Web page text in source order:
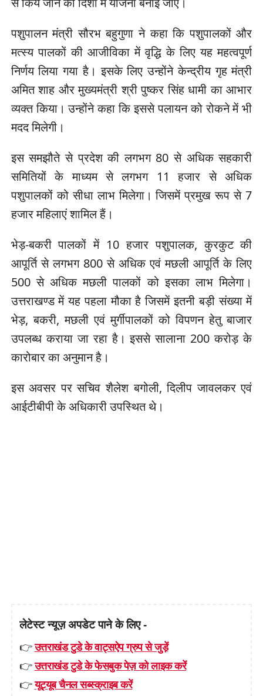
पशुपालन मंत्री सौरभ बहुगुणा ने कहा कि पशुपालकों और
मत्स्य पालकों की आजीविका में वृद्धि के लिए यह महत्वपूर्ण
निर्णय लिया गया है। इसके लिए उन्होंने केन्द्रीय गृह मंत्री
अमित शाह और मुख्यमंत्री श्री पुष्कर सिंह धामी का आभार
व्यक्त किया। उन्होंने कहा कि इससे पलायन को रोकने में भी
मदद मिलेगी।
इस समझौते से प्रदेश की लगभग 80 से अधिक सहकारी
समितियों के माध्यम से लगभग 11 हजार से अधिक
पशुपालकों को सीधा लाभ मिलेगा। जिसमें प्रमुख रूप से 7
हजार महिलाएं शामिल हैं।
भेड़-बकरी पालकों में 10 हजार पशुपालक, कुरकुट की
आपूर्ति से लगभग 800 से अधिक एवं मछली आपूर्ति के लिए
500 से अधिक मछली पालकों को इसका लाभ मिलेगा।
उत्तराखण्ड में यह पहला मौका है जिसमें इतनी बड़ी संख्या में
भेड़, बकरी, मछली एवं मुर्गीपालकों को विपणन हेतु बाजार
उपलब्ध कराया जा रहा है। इससे सालाना 200 करोड़ के
कारोबार का अनुमान है।
इस अवसर पर सचिव शैलेश बगोली, दिलीप जावलकर एवं
आईटीबीपी के अधिकारी उपस्थित थे।
लेटेस्ट न्यूज़ अपडेट पाने के लिए -
👉उत्तराखंड टुडे के वाट्सऐप ग्रुप से जुड़ें
👉उत्तराखंड टुडे के फेसबुक पेज़ को लाइक करें
👉यूट्यूब चैनल सब्स्क्राइब करें